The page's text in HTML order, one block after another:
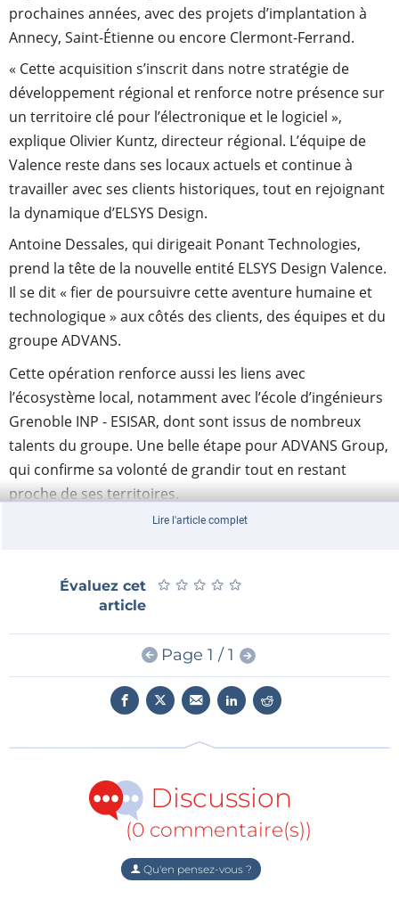
prochaines années, avec des projets d’implantation à
Annecy, Saint-Étienne ou encore Clermont-Ferrand.
« Cette acquisition s’inscrit dans notre stratégie de
développement régional et renforce notre présence sur
un territoire clé pour l’électronique et le logiciel »,
explique Olivier Kuntz, directeur régional. L’équipe de
Valence reste dans ses locaux actuels et continue à
travailler avec ses clients historiques, tout en rejoignant
la dynamique d’ELSYS Design.
Antoine Dessales, qui dirigeait Ponant Technologies,
prend la tête de la nouvelle entité ELSYS Design Valence.
Il se dit « fier de poursuivre cette aventure humaine et
technologique » aux côtés des clients, des équipes et du
groupe ADVANS.
Cette opération renforce aussi les liens avec
l’écosystème local, notamment avec l’école d’ingénieurs
Grenoble INP - ESISAR, dont sont issus de nombreux
talents du groupe. Une belle étape pour ADVANS Group,
qui confirme sa volonté de grandir tout en restant
proche de ses territoires.
Lire l'article complet
Évaluez cet
article
★ ★ ★ ★ ★
★ ★ ★ ★ ★
Page 1 / 1
Discussion
(0 commentaire(s))
Qu'en pensez-vous ?